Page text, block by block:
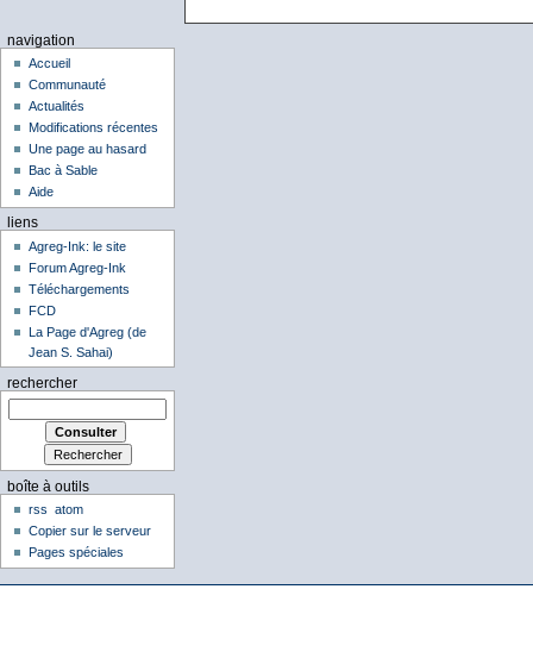
navigation
Accueil
Communauté
Actualités
Modifications récentes
Une page au hasard
Bac à Sable
Aide
liens
Agreg-Ink: le site
Forum Agreg-Ink
Téléchargements
FCD
La Page d'Agreg (de
Jean S. Sahai)
rechercher
boîte à outils
rss
atom
Copier sur le serveur
Pages spéciales